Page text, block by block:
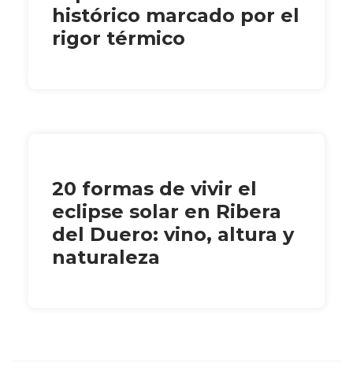
histórico marcado por el
rigor térmico
20 formas de vivir el
eclipse solar en Ribera
del Duero: vino, altura y
naturaleza